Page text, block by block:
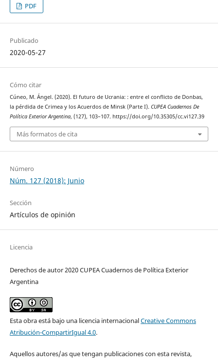
PDF
Publicado
2020-05-27
Cómo citar
Cúneo, M. Ángel. (2020). El futuro de Ucrania: : entre el conflicto de Donbas,
la pérdida de Crimea y los Acuerdos de Minsk (Parte I). CUPEA Cuadernos De
Política Exterior Argentina, (127), 103–107. https://doi.org/10.35305/cc.vi127.39
Más formatos de cita
Número
Núm. 127 (2018): Junio
Sección
Artículos de opinión
Licencia
Derechos de autor 2020 CUPEA Cuadernos de Política Exterior
Argentina
Esta obra está bajo una licencia internacionalCreative Commons
Atribución-CompartirIgual 4.0.
Aquellos autores/as que tengan publicaciones con esta revista,